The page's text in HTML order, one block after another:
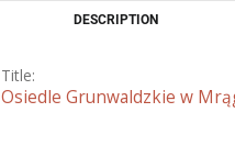
DESCRIPTION
Title:
Osiedle Grunwaldzkie w